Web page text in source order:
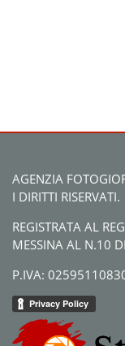
AGENZIA
I DIRITTI RISERVATI.
REGISTRATA AL
MESSINA AL N.10
P.IVA: